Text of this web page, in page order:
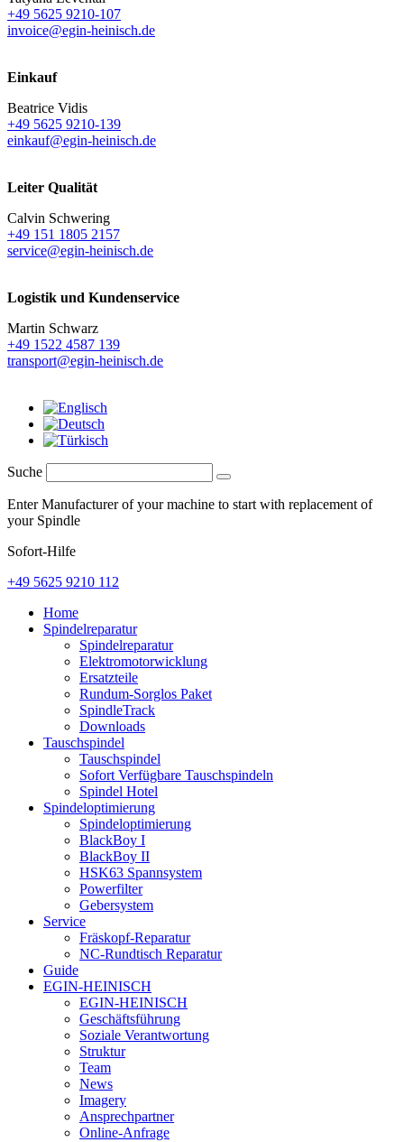
+49 5625 9210-107
invoice@egin-heinisch.de
Einkauf
Beatrice Vidis
+49 5625 9210-139
einkauf@egin-heinisch.de
Leiter Qualität
Calvin Schwering
+49 151 1805 2157
service@egin-heinisch.de
Logistik und Kundenservice
Martin Schwarz
+49 1522 4587 139
transport@egin-heinisch.de
Suche
Enter Manufacturer of your machine to start with replacement of
your Spindle
Sofort-Hilfe
+49 5625 9210 112
Home
Spindelreparatur
Spindelreparatur
Elektromotorwicklung
Ersatzteile
Rundum-Sorglos Paket
SpindleTrack
Downloads
Tauschspindel
Tauschspindel
Sofort Verfügbare Tauschspindeln
Spindel Hotel
Spindeloptimierung
Spindeloptimierung
BlackBoy I
BlackBoy II
HSK63 Spannsystem
Powerfilter
Gebersystem
Service
Fräskopf-Reparatur
NC-Rundtisch Reparatur
Guide
EGIN-HEINISCH
EGIN-HEINISCH
Geschäftsführung
Soziale Verantwortung
Struktur
Team
News
Imagery
Ansprechpartner
Online-Anfrage